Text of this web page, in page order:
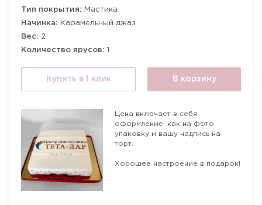
Тип покрытия: Мастика
Начинка: Карамельный джаз
Вес: 2
Количество ярусов: 1
Купить в 1 клик В корзину
Цена включает в себя:
оформление, как на фото,
упаковку и вашу надпись на
торт.
Хорошее настроение в подарок!